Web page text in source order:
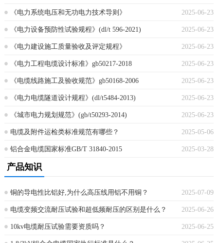
2025-06-23
《电力系统电压和无功电力技术导则》
2025-06-23
《电力设备预防性试验规程》(dl/t 596-2021)
2025-06-23
《电力建设施工质量验收及评定规程》
2025-06-23
《电力工程电缆设计标准》gb50217-2018
2025-06-23
《电缆线路施工及验收规范》gb50168-2006
2025-06-23
《电力电缆隧道设计规程》(dl/t5484-2013)
2025-06-23
《城市电力规划规范》(gb/t50293-2014)
2025-05-06
电缆及附件运检类标准规范有哪些？
2025-03-28
铝合金电缆国家标准GB/T 31840-2015
产品知识
2025-07-09
铜的导电性比铝好,为什么高压线用铝不用铜？
2025-06-26
电缆变频交流耐压试验和超低频耐压的区别是什么？
2025-06-25
10kv电缆耐压试验需要资质吗？